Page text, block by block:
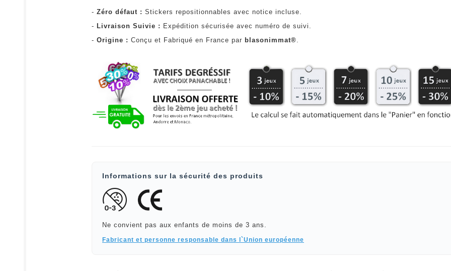
- Zéro défaut : Stickers repositionnables avec notice incluse.
- Livraison Suivie : Expédition sécurisée avec numéro de suivi.
- Origine : Conçu et Fabriqué en France par blasonimmat®
Informations sur la sécurité des produits
Ne convient pas aux enfants de moins de 3 ans.
Fabricant et personne responsable dans l`Union européenne